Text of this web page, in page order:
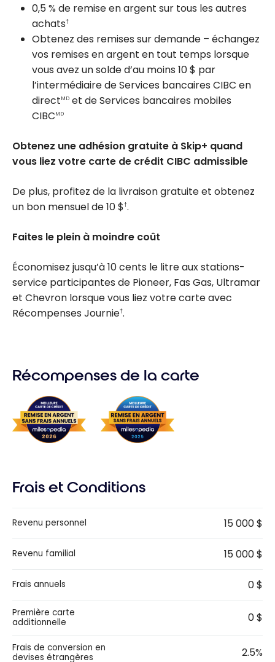
0,5 % de remise en argent sur tous les autres
achats†
Obtenez des remises sur demande – échangez
vos remises en argent en tout temps lorsque
vous avez un solde d’au moins 10 $ par
l’intermédiaire de Services bancaires CIBC en
directMD et de Services bancaires mobiles
CIBCMD
Obtenez une adhésion gratuite à Skip+ quand
vous liez votre carte de crédit CIBC admissible
De plus, profitez de la livraison gratuite et obtenez
un bon mensuel de10 $†.
Faites le plein à moindre coût
Économisez jusqu’à 10 cents le litre aux stations-
service participantes de Pioneer, Fas Gas, Ultramar
et Chevron lorsque vous liez votre carte avec
Récompenses Journie†.
Récompenses de la carte
Frais et Conditions
Revenu personnel 15 000 $
Revenu familial 15 000 $
Frais annuels 0 $
Première carte
additionnelle
0 $
Frais de conversion en
devises étrangères
2.5%